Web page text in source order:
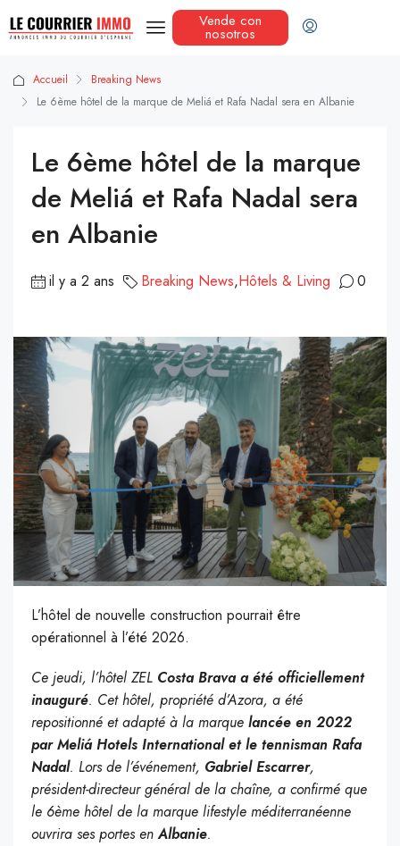
Vende con
nosotros
Accueil
Breaking News
Le 6ème hôtel de la marque de Meliá et Rafa Nadal sera en Albanie
Le 6ème hôtel de la marque
de Meliá et Rafa Nadal sera
en Albanie
il y a 2 ans Breaking News,Hôtels & Living 0
L’hôtel de nouvelle construction pourrait être
opérationnel à l’été 2026.
Ce jeudi, l’hôtel ZEL Costa Brava a été officiellement
inauguré. Cet hôtel, propriété d’Azora, a été
repositionné et adapté à la marque lancée en 2022
par Meliá Hotels International et le tennisman Rafa
Nadal. Lors de l’événement, Gabriel Escarrer,
président-directeur général de la chaîne, a confirmé que
le 6ème hôtel de la marque lifestyle méditerranéenne
ouvrira ses portes enAlbanie.